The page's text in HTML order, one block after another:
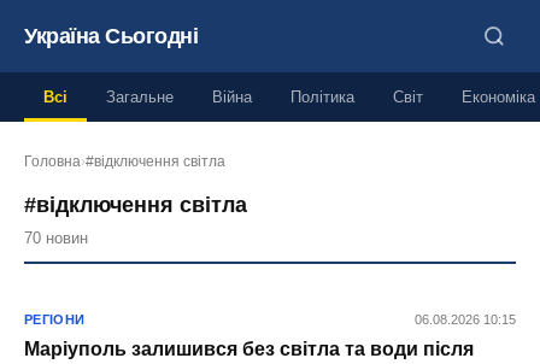
Україна Сьогодні
Всі Загальне Війна Політика Світ Економіка
Головна›#відключення світла
#відключення світла
70 новин
РЕГІОНИ 06.08.2026 10:15
Маріуполь залишився без світла та води після